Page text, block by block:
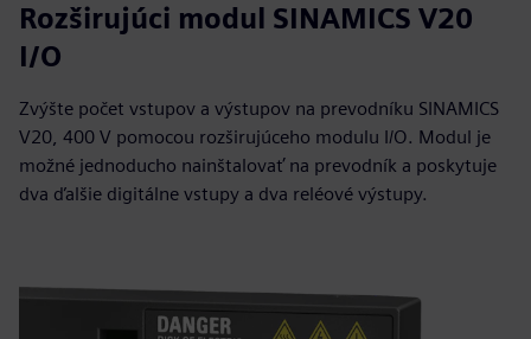
Rozširujúci modul SINAMICS V20
I/O
Zvýšte počet vstupov a výstupov na prevodníku SINAMICS
V20, 400 V pomocou rozširujúceho modulu I/O. Modul je
možné jednoducho nainštalovať na prevodník a poskytuje
dva ďalšie digitálne vstupy a dva reléové výstupy.